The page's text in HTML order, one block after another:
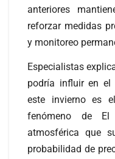
anteriores
reforzar medidas
y monitoreo
Especialistas
podría influir en el
este invierno es
fenómeno de El
atmosférica que
probabilidad de